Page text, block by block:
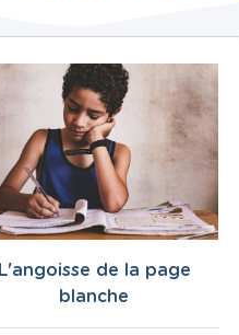
L'angoisse de la page
blanche